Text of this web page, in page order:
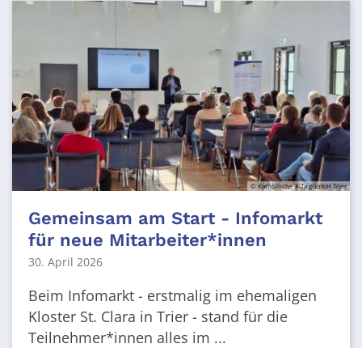
© Katholische KiTa gGmbH Trier
Gemeinsam am Start - Infomarkt
für neue Mitarbeiter*innen
30. April 2026
Beim Infomarkt - erstmalig im ehemaligen
Kloster St. Clara in Trier - stand für die
Teilnehmer*innen alles im ...